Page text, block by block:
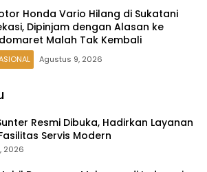
Honda Vario Hilang di Sukatani
Dipinjam dengan Alasan ke
Malah Tak Kembali
Agustus 9, 2026
Resmi Dibuka, Hadirkan Layanan
Servis Modern
2026